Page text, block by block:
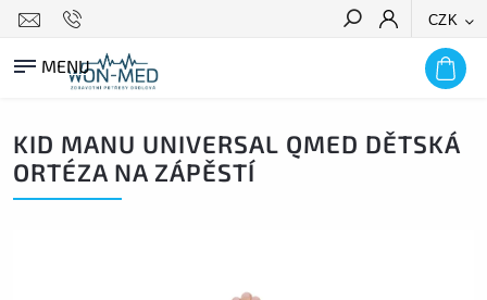
CZK
HLEDAT
KID MANU UNIVERSAL QMED DĚTSKÁ
ORTÉZA NA ZÁPĚSTÍ